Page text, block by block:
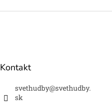
Kontakt
svethudby@svethudby.
sk